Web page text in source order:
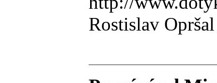
Rostislav Opršal